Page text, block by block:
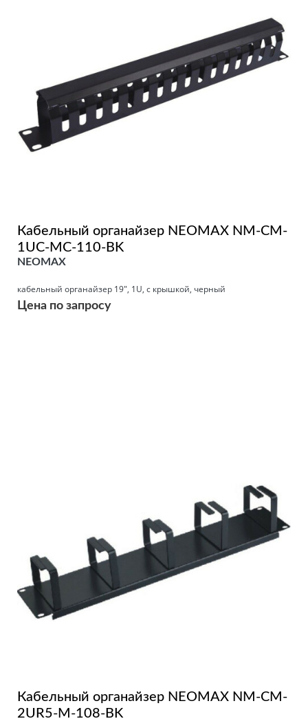
Кабельный органайзер NEOMAX NM-CM-
1UС-MC-110-BK
NEOMAX
кабельный органайзер 19", 1U, с крышкой, черный
Цена по запросу
Кабельный органайзер NEOMAX NM-CM-
2UR5-M-108-BK